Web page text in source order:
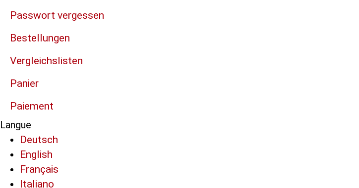
Passwort vergessen
Bestellungen
Vergleichslisten
Panier
Paiement
Langue
Deutsch
English
Français
Italiano